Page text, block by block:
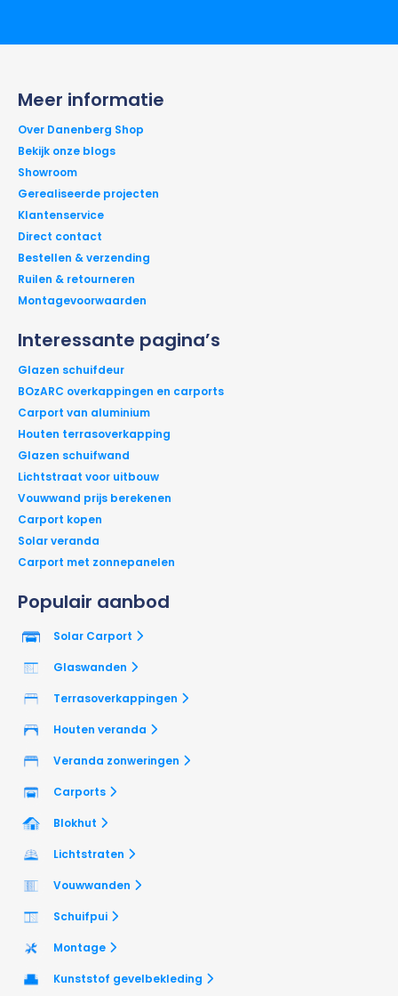
Populair aanbod
Solar Carport
Glaswanden
Terrasoverkappingen
Houten veranda
Veranda zonweringen
Carports
Blokhut
Lichtstraten
Vouwwanden
Schuifpui
Montage
Kunststof gevelbekleding
Interessante pagina’s
Glazen schuifdeur
BOzARC overkappingen en carports
Carport van aluminium
Houten terrasoverkapping
Glazen schuifwand
Lichtstraat voor uitbouw
Vouwwand prijs berekenen
Carport kopen
Solar veranda
Carport met zonnepanelen
Meer informatie
Over Danenberg Shop
Bekijk onze blogs
Showroom
Gerealiseerde projecten
Klantenservice
Direct contact
Bestellen & verzending
Ruilen & retourneren
Montagevoorwaarden